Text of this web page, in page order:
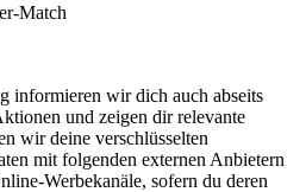
Match
informieren wir dich auch abseits
und zeigen dir relevante
wir deine verschlüsselten
mit folgenden externen Anbietern
Werbekanäle, sofern du deren